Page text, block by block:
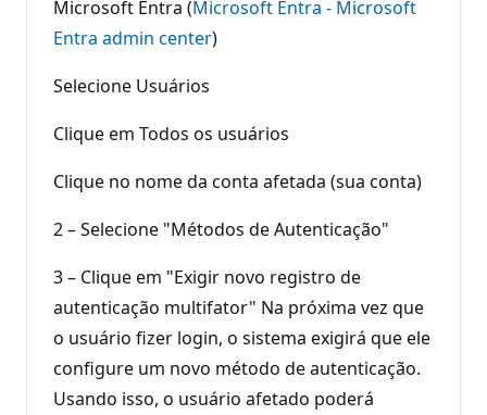
Microsoft Entra (Microsoft Entra - Microsoft
Entra admin center)
Selecione Usuários
Clique em Todos os usuários
Clique no nome da conta afetada (sua conta)
2 – Selecione "Métodos de Autenticação"
3 – Clique em "Exigir novo registro de
autenticação multifator" Na próxima vez que
o usuário fizer login, o sistema exigirá que ele
configure um novo método de autenticação.
Usando isso, o usuário afetado poderá